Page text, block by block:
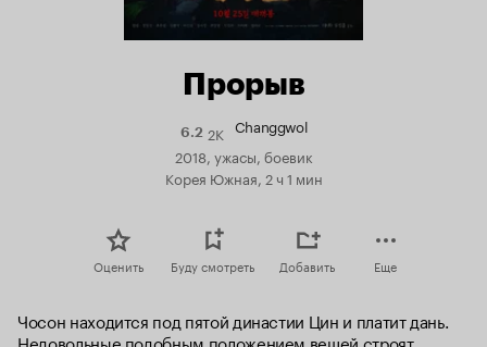
Прорыв
6.2Рейтинг
Кинопоиска
6.2
2K Changgwol
2018, ужасы, боевик
Корея Южная, 2 ч 1 мин
Оценить Буду смотреть Добавить Еще
Чосон находится под пятой династии Цин и платит дань.
Недовольные подобным положением вещей строят